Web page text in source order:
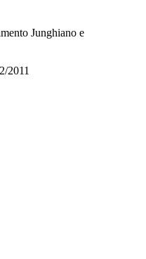
Junghiano e
2011